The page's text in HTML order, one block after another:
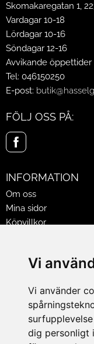
Vi
Vi använder
dig personligt
Skomakaregatan 1,
Vardagar 10-18
Lördagar 10-16
Söndagar 12-16
Avvikande öppettider
Tel: 046150250
E-post:
FÖLJ OSS PÅ:
INFORMATION
Om oss
Mina sidor
Köpvillkor
Jobba på Hasselgrens
LEVERANS